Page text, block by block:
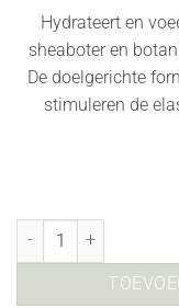
Hydrateert en
sheaboter en
De doelgerichte
stimuleren de
Firm Skin Acai